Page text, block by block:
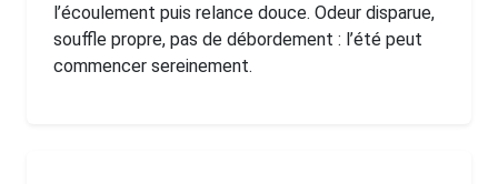
l’écoulement puis relance douce. Odeur disparue,
souffle propre, pas de débordement : l’été peut
commencer sereinement.